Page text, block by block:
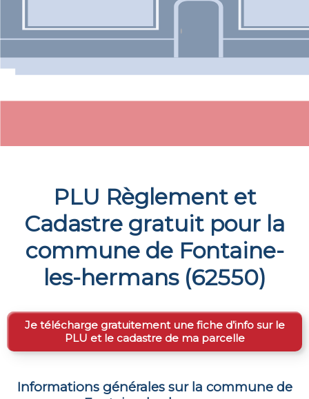
PLU Règlement et
Cadastre gratuit pour la
commune de Fontaine-
les-hermans(62550)
Je télécharge gratuitement une fiche d’info sur le
PLU et le cadastre de ma parcelle
Informations générales sur la commune de